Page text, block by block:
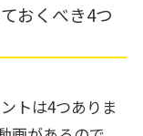
おくべき4つ
トは4つありま